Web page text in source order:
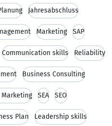
Jahresabschluss
Marketing SAP
Communication skills Reliability
Business Consulting
SEA SEO
Plan Leadership skills